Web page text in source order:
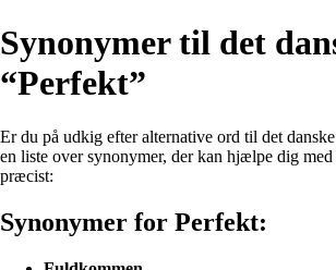
Synonymer til det
“Perfekt”
Er du på udkig efter alternative ord til det
en liste over synonymer, der kan hjælpe dig
præcist:
Synonymer for Perfekt: